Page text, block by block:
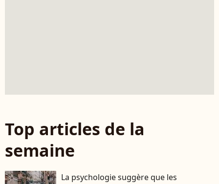
Top articles de la
semaine
La psychologie suggère que les